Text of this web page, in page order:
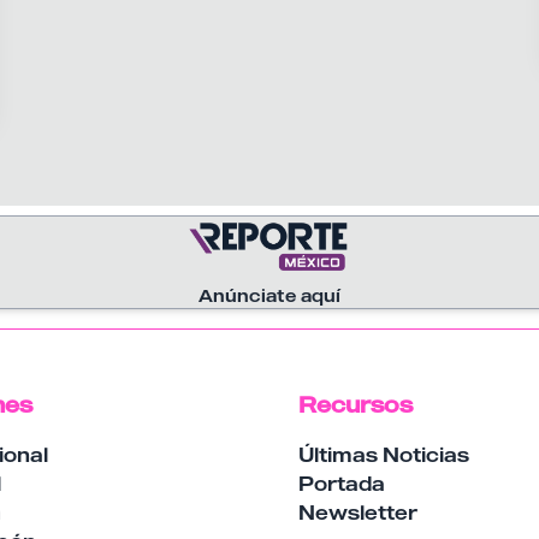
Anúnciate aquí
Recursos
Últimas Noticias
Portada
Newsletter